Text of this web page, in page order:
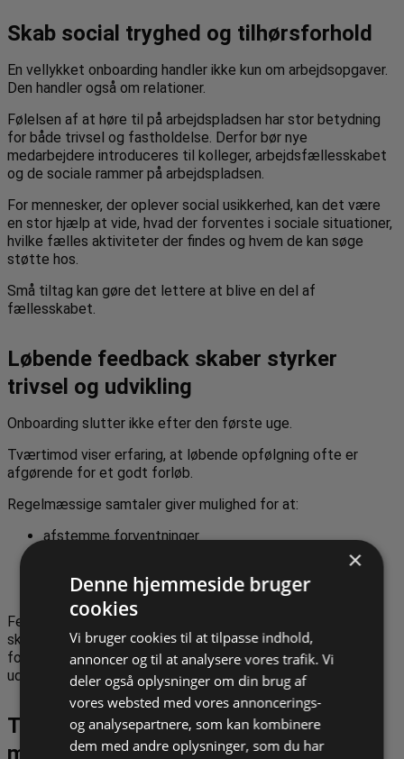
Skab social tryghed og tilhørsforhold
En vellykket onboarding handler ikke kun om arbejdsopgaver.
Den handler også om relationer.
Følelsen af at høre til på arbejdspladsen har stor betydning
for både trivsel og fastholdelse. Derfor bør nye
medarbejdere introduceres til kolleger, arbejdsfællesskabet
og de sociale rammer på arbejdspladsen.
For mennesker, der oplever social usikkerhed, kan det være
en stor hjælp at vide, hvad der forventes i sociale situationer,
hvilke fælles aktiviteter der findes og hvem de kan søge
støtte hos.
Små tiltag kan gøre det lettere at blive en del af
fællesskabet.
Løbende feedback skaber styrker
trivsel og udvikling
Onboarding slutter ikke efter den første uge.
Tværtimod viser erfaring, at løbende opfølgning ofte er
afgørende for et godt forløb.
Regelmæssige samtaler giver mulighed for at:
afstemme forventninger
håndtere udfordringer tidligt
Feedback bør være tydelig, konkret og konstruktiv. Det
skaber tryghed og gør det lettere for medarbejderen at
forstå, hvad der fungerer godt, og hvor der eventuelt kan
udvikles.
Tjekliste til onboarding af
medarbejdere med særlige behov
×
Denne hjemmeside bruger
cookies
Vi bruger cookies til at tilpasse indhold,
annoncer og til at analysere vores trafik. Vi
deler også oplysninger om din brug af
vores websted med vores annoncerings-
og analysepartnere, som kan kombinere
dem med andre oplysninger, som du har